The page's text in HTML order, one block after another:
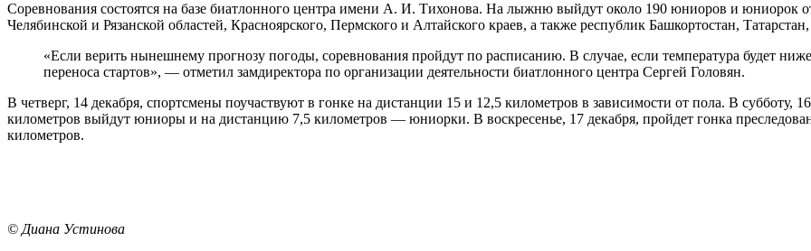
Соревнования состоятся на базе биатлонного центра имени А. И. Тихонова. На лыжню выйдут около 190 юниоров и юниорок
Челябинской и Рязанской областей, Красноярского, Пермского и Алтайского краев, а также республик Башкортостан,
«Если верить нынешнему прогнозу погоды, соревнования пройдут по расписанию. В случае, если температура будет ниже
переноса стартов», — отметил замдиректора по организации деятельности биатлонного центра Сергей Головян.
В четверг, 14 декабря, спортсмены поучаствуют в гонке на дистанции 15 и 12,5 километров в зависимости от пола. В субботу,
километров выйдут юниоры и на дистанцию 7,5 километров — юниорки. В воскресенье, 17 декабря, пройдет гонка
километров.
© Диана Устинова